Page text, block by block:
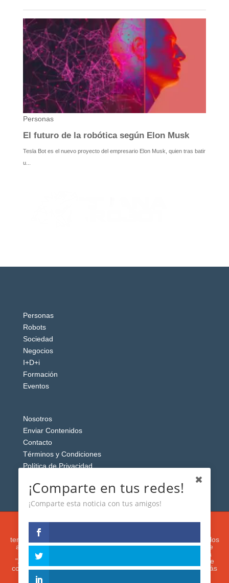
Personas
Robots
Sociedad
Negocios
I+D+i
Formación
Eventos
Nosotros
Enviar Contenidos
Contacto
Términos y Condiciones
Política de Privacidad
Esta web usa cookies analíticas y publicitarias (propias y de
terceros) para analizar el tráfico y personalizar el contenido y los
anuncios que le mostremos de acuerdo con su navegación e
intereses, buscando así mejorar su experiencia. Si presiona
"Aceptar" o continúa navegando, acepta su utilización. Puede
configurar o rechazar su uso presionando "Configuración". Más
¡Comparte en tus redes!
¡Comparte esta noticia con tus amigos!